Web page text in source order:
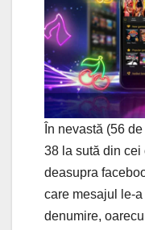
În nevastă (56
38 la sută din cei
deasupra
care mesajul le-a
denumire,